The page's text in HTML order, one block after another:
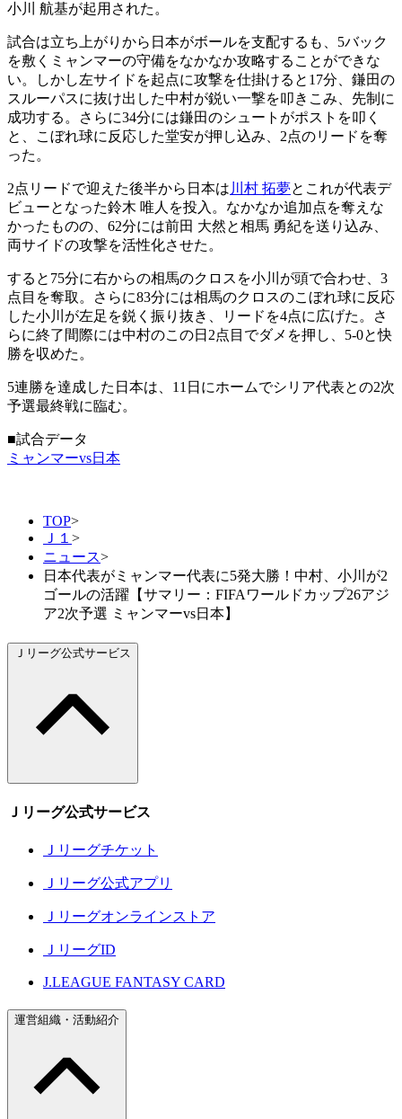
小川 航基が起用された。
試合は立ち上がりから日本がボールを支配するも、5バック
を敷くミャンマーの守備をなかなか攻略することができな
い。しかし左サイドを起点に攻撃を仕掛けると17分、鎌田の
スルーパスに抜け出した中村が鋭い一撃を叩きこみ、先制に
成功する。さらに34分には鎌田のシュートがポストを叩く
と、こぼれ球に反応した堂安が押し込み、2点のリードを奪
った。
2点リードで迎えた後半から日本は 川村 拓夢とこれが代表デ
ビューとなった鈴木 唯人を投入。なかなか追加点を奪えな
かったものの、62分には前田 大然と相馬 勇紀を送り込み、
両サイドの攻撃を活性化させた。
すると75分に右からの相馬のクロスを小川が頭で合わせ、3
点目を奪取。さらに83分には相馬のクロスのこぼれ球に反応
した小川が左足を鋭く振り抜き、リードを4点に広げた。さ
らに終了間際には中村のこの日2点目でダメを押し、5-0と快
勝を収めた。
5連勝を達成した日本は、11日にホームでシリア代表との2次
予選最終戦に臨む。
■試合データ
ミャンマーvs日本
TOP>
Ｊ１ >
ニュース>
日本代表がミャンマー代表に5発大勝！中村、小川が2
ゴールの活躍【サマリー：FIFAワールドカップ26アジ
ア2次予選 ミャンマーvs日本】
Ｊリーグ公式サービス
Ｊリーグ公式サービス
Ｊリーグチケット
Ｊリーグ公式アプリ
Ｊリーグオンラインストア
ＪリーグID
J.LEAGUE FANTASY CARD
運営組織・活動紹介